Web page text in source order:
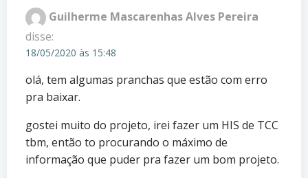
Guilherme Mascarenhas Alves Pereira
disse:
18/05/2020 às 15:48
olá, tem algumas pranchas que estão com erro
pra baixar.
gostei muito do projeto, irei fazer um HIS de TCC
tbm, então to procurando o máximo de
informação que puder pra fazer um bom projeto.